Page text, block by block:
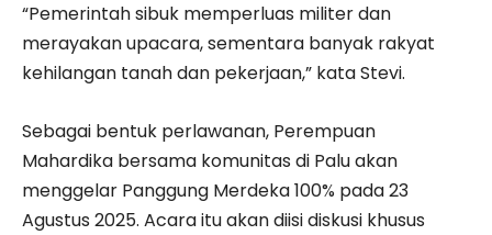
“Pemerintah sibuk memperluas militer dan
merayakan upacara, sementara banyak rakyat
kehilangan tanah dan pekerjaan,” kata Stevi.
Sebagai bentuk perlawanan, Perempuan
Mahardika bersama komunitas di Palu akan
menggelar Panggung Merdeka 100% pada 23
Agustus 2025. Acara itu akan diisi diskusi khusus